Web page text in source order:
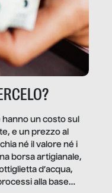
un costo sul
e un prezzo al
né il valore né i
borsa artigianale,
d’acqua,
alla base